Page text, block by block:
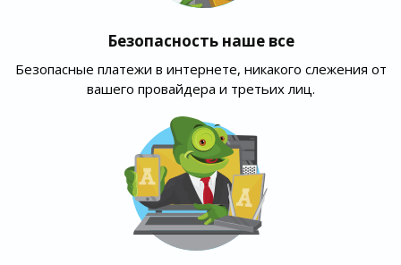
Безопасность наше все
Безопасные платежи в интернете, никакого слежения от
вашего провайдера и третьих лиц.